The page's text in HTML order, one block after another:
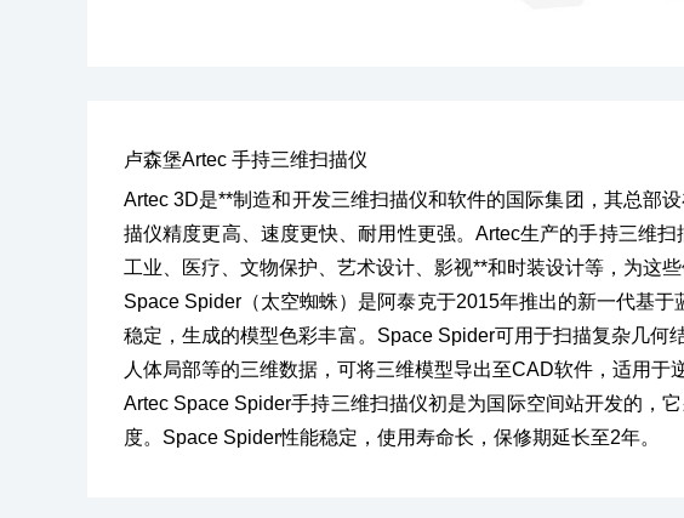
卢森堡Artec 手持三维扫描仪
Artec 3D是**制造和开发三维扫描仪和软件的国际集团，其总部
描仪精度更高、速度更快、耐用性更强。Artec生产的手持三维
工业、医疗、文物保护、艺术设计、影视**和时装设计等，为这
Space Spider（太空蜘蛛）是阿泰克于2015年推出的新一代基
稳定，生成的模型色彩丰富。Space Spider可用于扫描复杂几何
人体局部等的三维数据，可将三维模型导出至CAD软件，适用
Artec Space Spider手持三维扫描仪初是为国际空间站开发的，
度。Space Spider性能稳定，使用寿命长，保修期延长至2年。